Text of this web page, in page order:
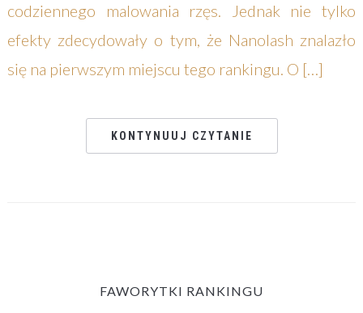
codziennego malowania rzęs. Jednak nie tylko
efekty zdecydowały o tym, że Nanolash znalazło
się na pierwszym miejscu tego rankingu. O […]
KONTYNUUJ CZYTANIE
FAWORYTKI RANKINGU